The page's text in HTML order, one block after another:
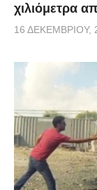
χιλιόμετρα
16 ΔΕΚΕΜΒΡΊΟΥ,